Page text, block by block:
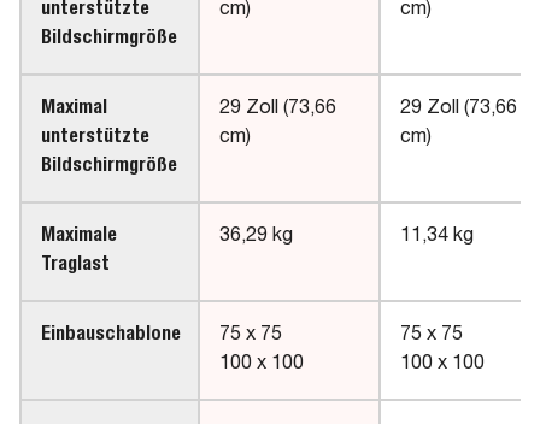
unterstützte
Bildschirmgröße
cm)
cm)
Maximal
unterstützte
Bildschirmgröße
29 Zoll (73,66
cm)
29 Zoll (73,66
cm)
Maximale
Traglast
36,29 kg 11,34 kg
Einbauschablone
75 x 75
100 x 100
75 x 75
100 x 100